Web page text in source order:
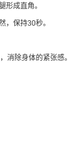
成直角。
保持30秒。
除身体的紧张感。